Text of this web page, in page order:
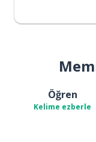
Öğren
Kelime ezberle